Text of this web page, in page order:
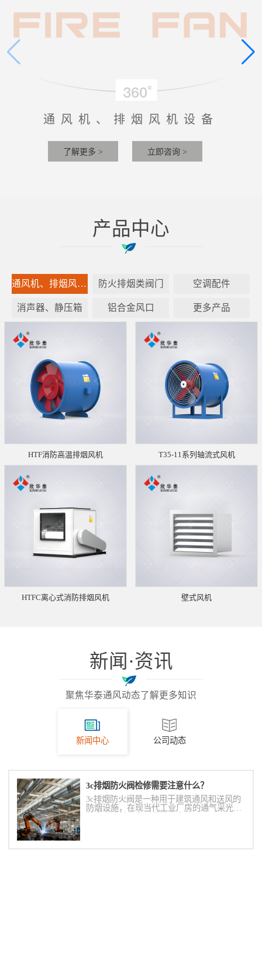
通风机、排烟风机设备
了解更多 > 立即咨询 >
产品中心
通风机、排烟风机设备 防火排烟类阀门 空调配件
消声器、静压箱 铝合金风口 更多产品
HTF消防高温排烟风机 T35-11系列轴流式风机
HTFC离心式消防排烟风机 壁式风机
新闻·资讯
聚焦华泰通风动态了解更多知识
新闻中心 公司动态
3c排烟防火阀检修需要注意什么？
3c排烟防火阀是一种用于建筑通风和送风的
防烟设施，在现当代工业厂房的通气采光系